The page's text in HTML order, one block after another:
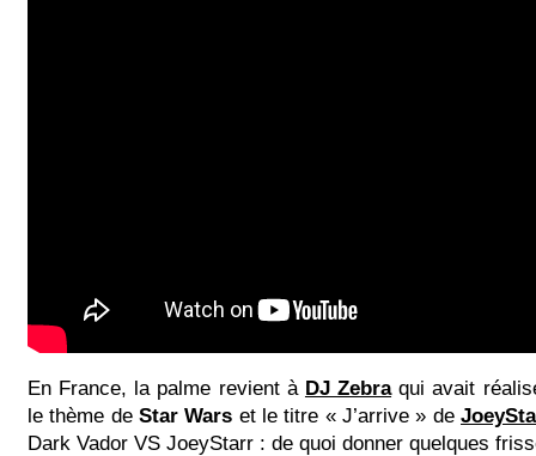
En France, la palme revient à DJ Zebraqui avait
le thème de Star Wars et le titre « J’arrive » de
Dark Vador VS JoeyStarr : de quoi donner quelques